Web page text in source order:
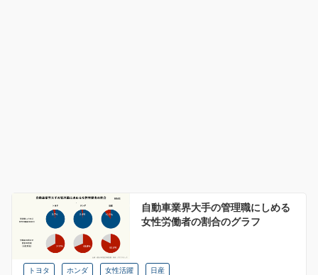
自動車業界大手の管理職にしめる
女性労働者の割合のグラフ
トヨタ ホンダ 女性活躍 日産